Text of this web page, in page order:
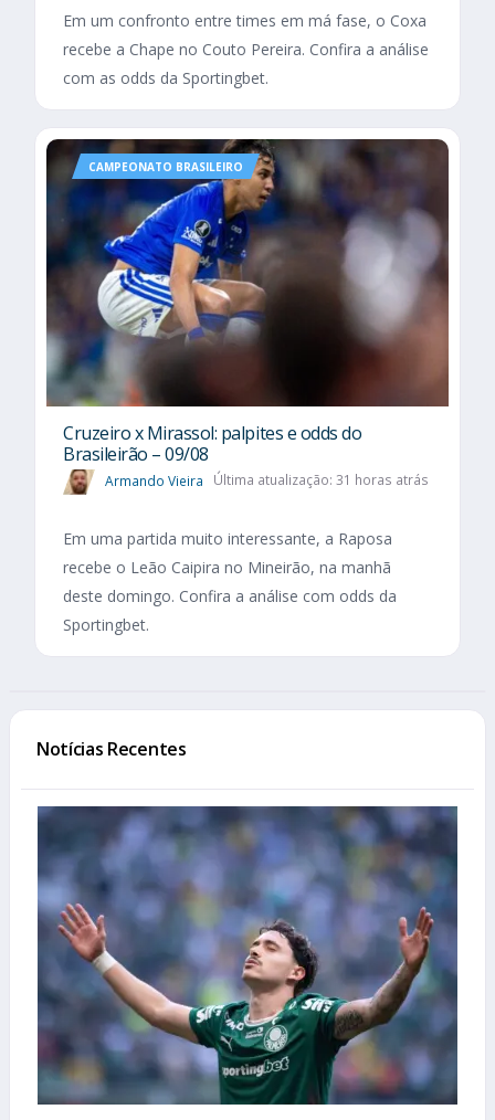
Em um confronto entre times em má fase, o Coxa
recebe a Chape no Couto Pereira. Confira a análise
com as odds da Sportingbet.
CAMPEONATO BRASILEIRO
Cruzeiro x Mirassol: palpites e odds do
Brasileirão – 09/08
Armando Vieira Última atualização: 31 horas atrás
Em uma partida muito interessante, a Raposa
recebe o Leão Caipira no Mineirão, na manhã
deste domingo. Confira a análise com odds da
Sportingbet.
Notícias Recentes